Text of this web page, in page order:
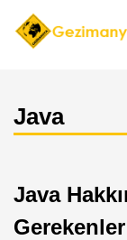
Java
Java
Gerekenler